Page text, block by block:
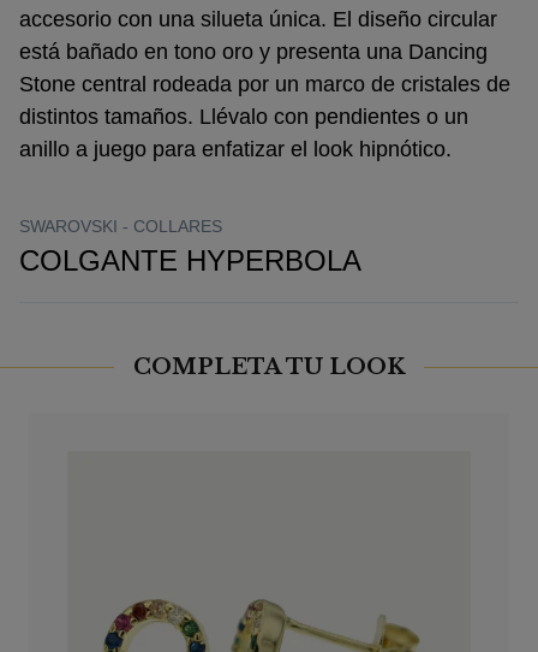
accesorio con una silueta única. El diseño circular
está bañado en tono oro y presenta una Dancing
Stone central rodeada por un marco de cristales de
distintos tamaños. Llévalo con pendientes o un
anillo a juego para enfatizar el look hipnótico.
SWAROVSKI - COLLARES
COLGANTE HYPERBOLA
COMPLETA TU LOOK